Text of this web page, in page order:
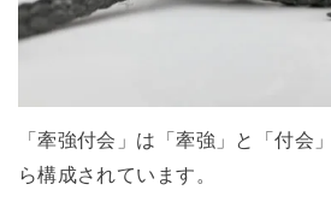
「牽強付会」は「牽強」と「付会
ら構成されています。